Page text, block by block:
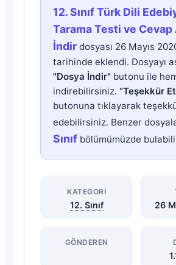
Sınıf
Türk
Dili
Edebiyatı
TYT
Tarama
Testi
ve
12. Sınıf Türk Dili
Tarama Testi ve Cevap
İndir dosyası 26 Mayıs
tarihinde eklendi. Dosyayı
"Dosya İndir" butonu ile
indirebilirsiniz. "Teşekkür
butonuna tıklayarak
edebilirsiniz. Benzer
Sınıf bölümümüzde
KATEGORI
12. Sınıf 26
GÖNDEREN